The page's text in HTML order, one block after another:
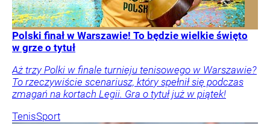
Polski finał w Warszawie! To będzie wielkie święto
w grze o tytuł
Aż trzy Polki w finale turnieju tenisowego w Warszawie?
To rzeczywiście scenariusz, który spełnił się podczas
zmagań na kortach Legii. Gra o tytuł już w piątek!
TenisSport